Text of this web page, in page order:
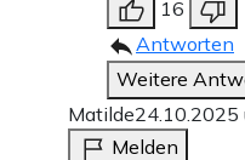
16
Antworten
Weitere
Matilde24.10.2025
Melden